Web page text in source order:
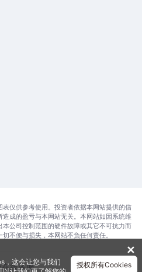
仅供参考使用。投资者依据本网站提供的信
成的盈亏与本网站无关。本网站如因系统维
公司控制范围的硬件故障或其它不可抗力而
不便与损失，本网站不负任何责任。
在线客服
✕
，这会让您与我们
授权所有Cookies